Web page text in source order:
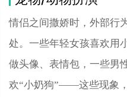
情侣之间撒娇时，外部行
处。一些年轻女孩喜欢用
做头像、表情包，一些男
欢“小奶狗”——这些现象